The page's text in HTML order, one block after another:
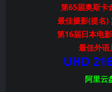
第65届奥斯卡
最佳摄影(提名)
第16届日本电
最佳外语
UHD
阿里云